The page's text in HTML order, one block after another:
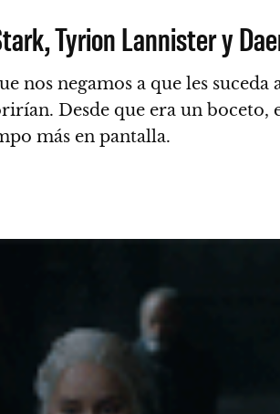
Tyrion Lannister y
nos negamos a que les
Desde que era un
más en pantalla.